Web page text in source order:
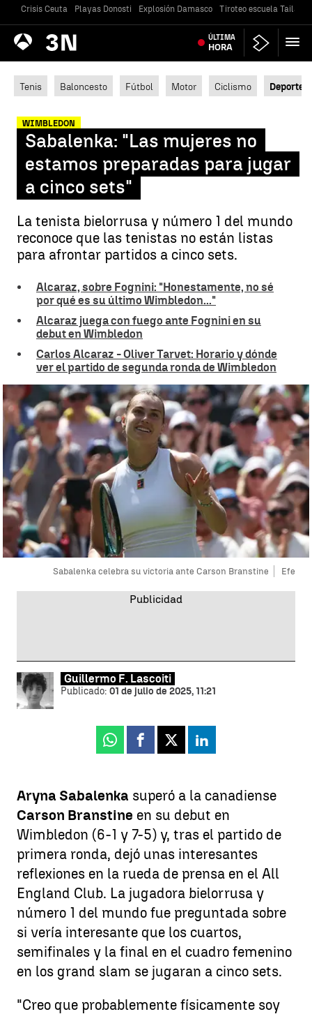
Crisis Ceuta Playas Donosti Explosión Damasco Tiroteo escuela
Antena
3 Noticias ÚLTIMA
HORA
Tenis Baloncesto Fútbol Motor Ciclismo Deportes
WIMBLEDON
Sabalenka: "Las mujeres no
estamos preparadas para jugar
a cinco sets"
La tenista bielorrusa y número 1 del mundo
reconoce que las tenistas no están listas
para afrontar partidos a cinco sets.
Alcaraz, sobre Fognini: "Honestamente, no sé
por qué es su último Wimbledon..."
Alcaraz juega con fuego ante Fognini en su
debut en Wimbledon
Carlos Alcaraz - Oliver Tarvet: Horario y dónde
ver el partido de segunda ronda de Wimbledon
Sabalenka celebra su victoria ante Carson Branstine Efe
Guillermo F. Lascoiti
Publicado: 01 de julio de 2025, 11:21
Whatsapp
Facebook
X Linkedin
Aryna Sabalenka superó a la canadiense
Carson Branstine en su debut en
Wimbledon (6-1 y 7-5) y, tras el partido de
primera ronda, dejó unas interesantes
reflexiones en la rueda de prensa en el All
England Club. La jugadora bielorrusa y
número 1 del mundo fue preguntada sobre
si vería interesante que los cuartos,
semifinales y la final en el cuadro femenino
en los grand slam se jugaran a cinco sets.
"Creo que probablemente físicamente soy